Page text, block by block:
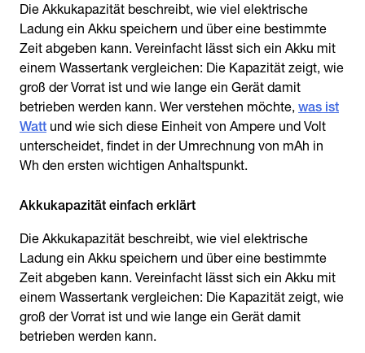
Die Akkukapazität beschreibt, wie viel elektrische
Ladung ein Akku speichern und über eine bestimmte
Zeit abgeben kann. Vereinfacht lässt sich ein Akku mit
einem Wassertank vergleichen: Die Kapazität zeigt, wie
groß der Vorrat ist und wie lange ein Gerät damit
betrieben werden kann. Wer verstehen möchte, was ist
Watt und wie sich diese Einheit von Ampere und Volt
unterscheidet, findet in der Umrechnung von mAh in
Wh den ersten wichtigen Anhaltspunkt.
Akkukapazität einfach erklärt
Die Akkukapazität beschreibt, wie viel elektrische
Ladung ein Akku speichern und über eine bestimmte
Zeit abgeben kann. Vereinfacht lässt sich ein Akku mit
einem Wassertank vergleichen: Die Kapazität zeigt, wie
groß der Vorrat ist und wie lange ein Gerät damit
betrieben werden kann.